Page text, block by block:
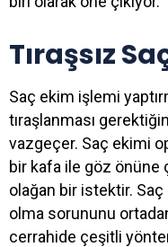
Tıraşsız
Saç ekim işlemi
tıraşlanması
vazgeçer. Saç ekimi
bir kafa ile göz önüne
olağan bir istektir. Saç
olma sorununu
cerrahide çeşitli